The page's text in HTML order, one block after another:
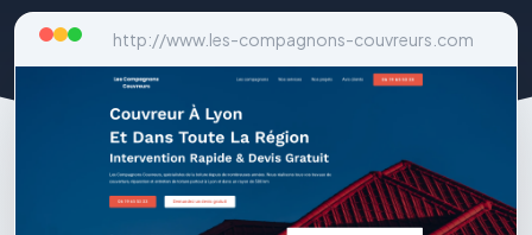
http://www.les-compagnons-couvreurs.com